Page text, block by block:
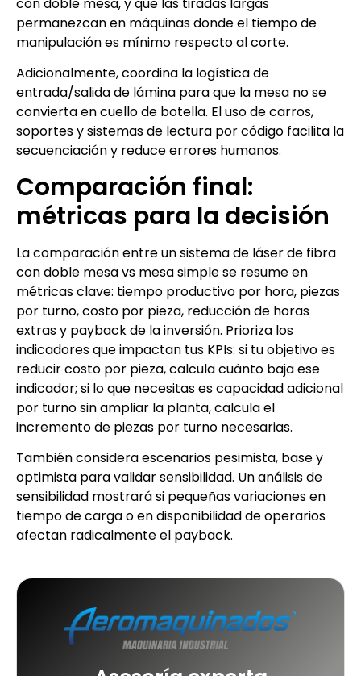
permanezcan en máquinas donde el tiempo de
manipulación es mínimo respecto al corte.
Adicionalmente, coordina la logística de
entrada/salida de lámina para que la mesa no se
convierta en cuello de botella. El uso de carros,
soportes y sistemas de lectura por código facilita la
secuenciación y reduce errores humanos.
Comparación final:
métricas para la decisión
La comparación entre un sistema de láser de fibra
con doble mesa vs mesa simple se resume en
métricas clave: tiempo productivo por hora, piezas
por turno, costo por pieza, reducción de horas
extras y payback de la inversión. Prioriza los
indicadores que impactan tus KPIs: si tu objetivo es
reducir costo por pieza, calcula cuánto baja ese
indicador; si lo que necesitas es capacidad adicional
por turno sin ampliar la planta, calcula el
incremento de piezas por turno necesarias.
También considera escenarios pesimista, base y
optimista para validar sensibilidad. Un análisis de
sensibilidad mostrará si pequeñas variaciones en
tiempo de carga o en disponibilidad de operarios
afectan radicalmente el payback.